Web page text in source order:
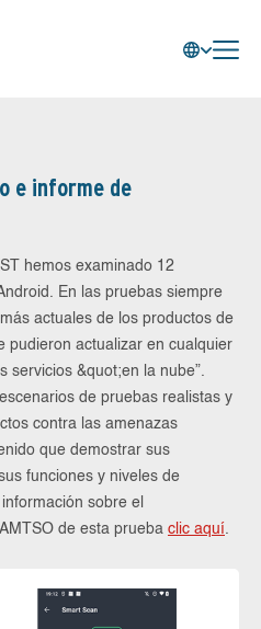
e informe de
hemos examinado 12
En las pruebas siempre
actuales de los productos de
pudieron actualizar en cualquier
servicios &quot;en la nube”.
de pruebas realistas y
contra las amenazas
que demostrar sus
funciones y niveles de
sobre el
de esta prueba clic aquí.